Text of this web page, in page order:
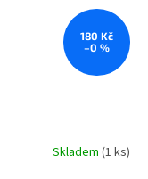
180 Kč
–0 %
Skladem (1 ks)